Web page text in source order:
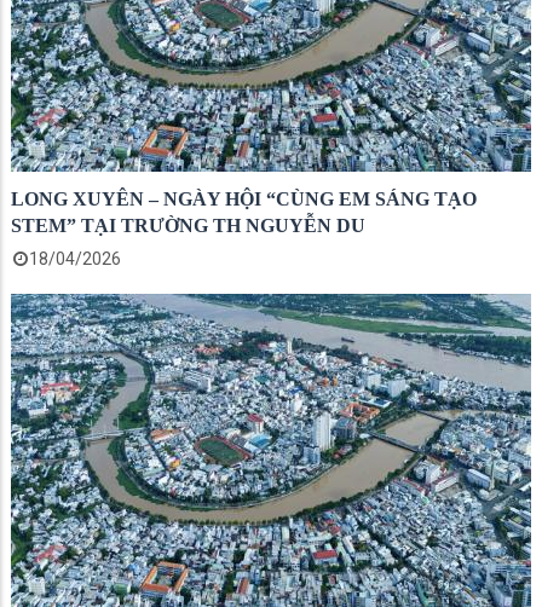
LONG XUYÊN – NGÀY HỘI “CÙNG EM SÁNG TẠO
STEM” TẠI TRƯỜNG TH NGUYỄN DU
18/04/2026